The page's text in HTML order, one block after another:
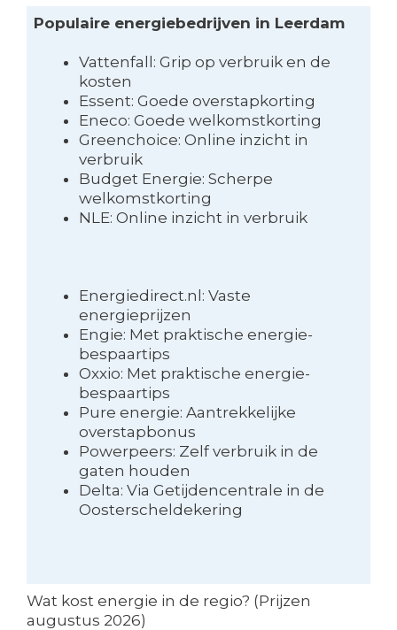
Populaire energiebedrijven in Leerdam
Vattenfall: Grip op verbruik en de
kosten
Essent: Goede overstapkorting
Eneco: Goede welkomstkorting
Greenchoice: Online inzicht in
verbruik
Budget Energie: Scherpe
welkomstkorting
NLE: Online inzicht in verbruik
Energiedirect.nl: Vaste
energieprijzen
Engie: Met praktische energie-
bespaartips
Oxxio: Met praktische energie-
bespaartips
Pure energie: Aantrekkelijke
overstapbonus
Powerpeers: Zelf verbruik in de
gaten houden
Delta: Via Getijdencentrale in de
Oosterscheldekering
Wat kost energie in de regio? (Prijzen
augustus 2026)